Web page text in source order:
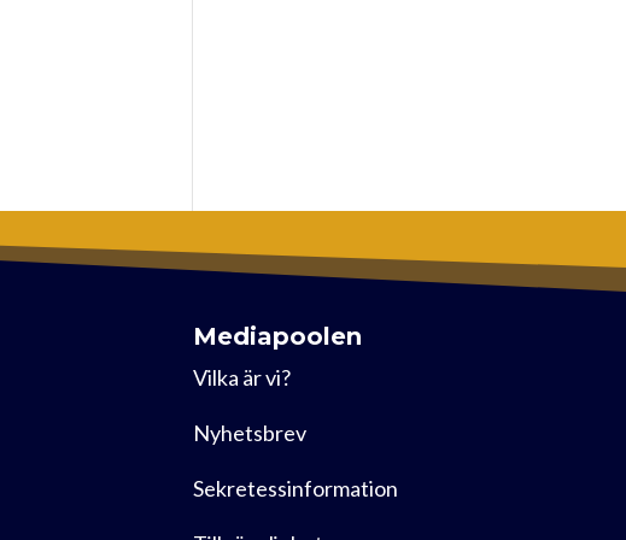
Mediapoolen
Vilka är vi?
Nyhetsbrev
Sekretessinformation